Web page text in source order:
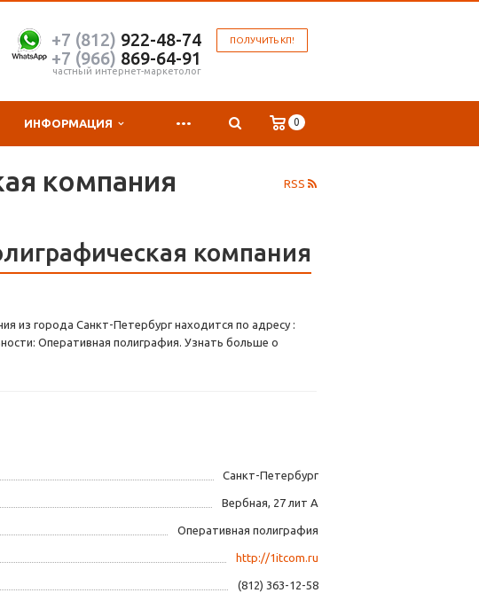
ПОЛУЧИТЬ КП!
+7 (812) 922-48-74
+7 (966) 869-64-91
частный интернет-маркетолог
ИНФОРМАЦИЯ ... 0
RSS
компания
компания
из города Санкт-Петербург находится по адресу :
Оперативная полиграфия. Узнать больше о
Санкт-Петербург
Вербная, 27 лит А
Оперативная полиграфия
http://1itcom.ru
(812) 363-12-58